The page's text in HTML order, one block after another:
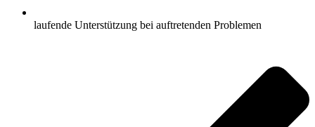
laufende Unterstützung bei auftretenden Problemen